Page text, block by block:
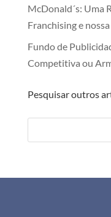
McDonald´s: Uma
Franchising e
Fundo de
Competitiva ou
Pesquisar outros